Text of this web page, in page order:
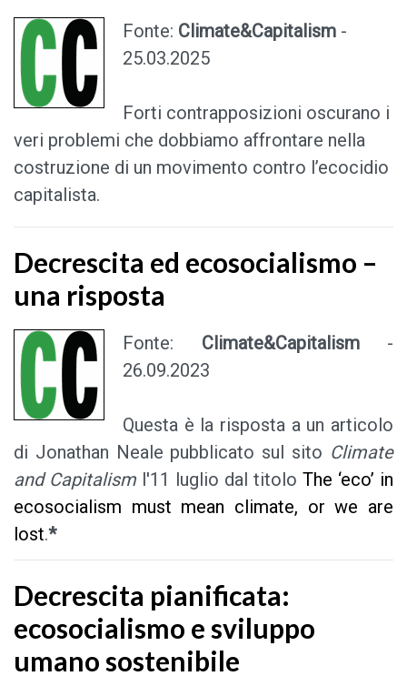
Fonte: Climate&Capitalism -
25.03.2025
Forti contrapposizioni oscurano i
veri problemi che dobbiamo affrontare nella
costruzione di un movimento contro l’ecocidio
capitalista.
Decrescita ed ecosocialismo –
una risposta
Fonte: Climate&Capitalism-
26.09.2023
Questa è la risposta a un articolo
di Jonathan Neale pubblicato sul sito Climate
and Capitalism l'11 luglio dal titolo The ‘eco’ in
ecosocialism must mean climate, or we are
lost.*
Decrescita pianificata:
ecosocialismo e sviluppo
umano sostenibile